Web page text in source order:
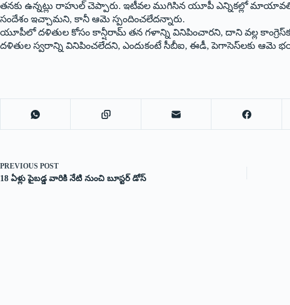
తనకు ఉన్నట్లు రాహుల్‌ ‌చెప్పారు. ఇటీవల ముగిసిన యూపీ ఎన్నికల్లో
సందేశం ఇచ్చామని, కానీ ఆమె స్పందించలేదన్నారు.
యూపీలో దళితుల కోసం కాన్షీరామ్‌ ‌తన గళాన్ని వినిపించారని, దాని వల్ల
దళితుల స్వరాన్ని వినిపించలేదని, ఎందుకంటే సీబీఐ, ఈడీ, పెగాసెస్‌లకు ఆమె
PREVIOUS POST
18 ఏళ్లు పైబడ్డ వారికి నేటి నుంచి బూస్టర్‌ ‌డోస్‌